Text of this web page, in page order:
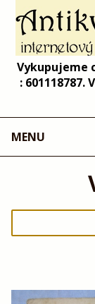
Vykupujeme
:
MENU